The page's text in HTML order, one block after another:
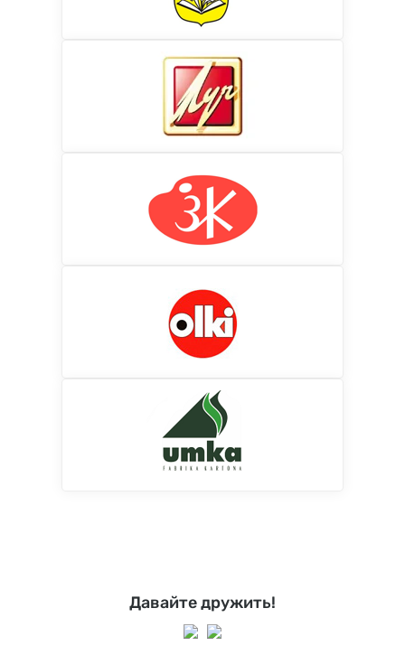
Давайте дружить!